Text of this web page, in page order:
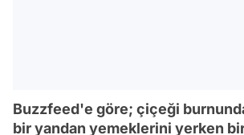
Buzzfeed'e göre; çiçeği
bir yandan yemeklerini yerken